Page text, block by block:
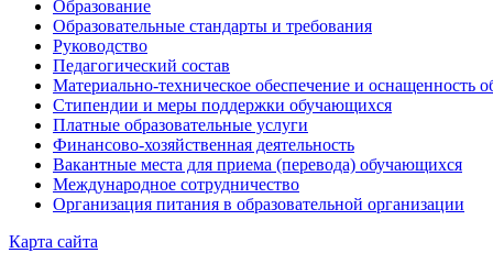
Образование
Образовательные стандарты и требования
Руководство
Педагогический состав
Материально-техническое обеспечение и оснащенность
Стипендии и меры поддержки обучающихся
Платные образовательные услуги
Финансово-хозяйственная деятельность
Вакантные места для приема (перевода) обучающихся
Международное сотрудничество
Организация питания в образовательной организации
Карта сайта